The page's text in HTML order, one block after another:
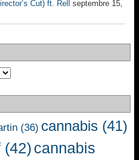
Cut) ft. Rell
septembre 15,
(36) cannabis (41)
(42) cannabis